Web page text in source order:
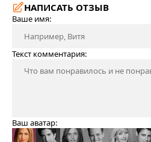
НАПИСАТЬ ОТЗЫВ
Ваше имя:
Текст комментария:
Ваш аватар: